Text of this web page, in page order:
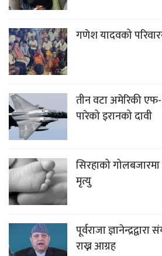
गणेश यादवको
तीन वटा अमेरिकी
पारेको इरानको दावी
सिरहाको
मृत्यु
पूर्वराजा
राख्न आग्रह